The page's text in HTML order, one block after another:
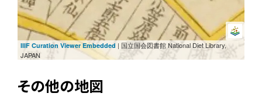
IIIF Curation Viewer Embedded | 国立国会図書館 National Diet Library,
JAPAN
その他の地図